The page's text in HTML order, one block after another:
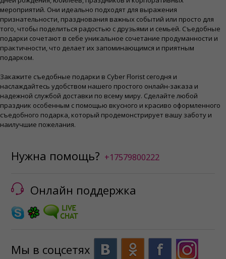
мероприятий. Они идеально подходят для выражения
признательности, празднования важных событий или просто для
того, чтобы поделиться радостью с друзьями и семьей. Съедобные
подарки сочетают в себе уникальное сочетание продуманности и
практичности, что делает их запоминающимся и приятным
подарком.
Закажите съедобные подарки в Cyber ​​Florist сегодня и
наслаждайтесь удобством нашего простого онлайн-заказа и
надежной службой доставки по всему миру. Сделайте любой
праздник особенным с помощью вкусного и красиво оформленного
съедобного подарка, который продемонстрирует вашу заботу и
наилучшие пожелания.
Нужна помощь? +17579800222
Онлайн поддержка
Мы в соцсетях